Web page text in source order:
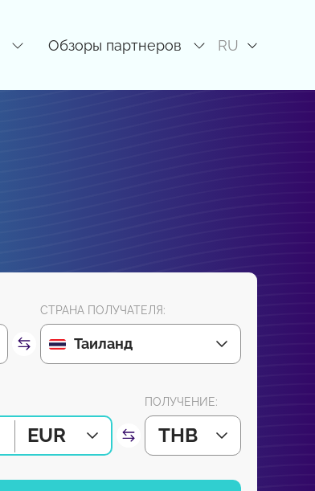
Обзоры партнеров RU
СТРАНА ПОЛУЧАТЕЛЯ:
Таиланд
EUR
ПОЛУЧЕНИЕ:
THB